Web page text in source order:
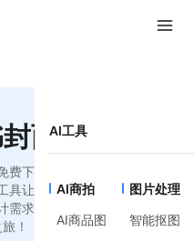
AI工具
AI商拍
AI商品图
图片处理
智能抠图
面
下载。无论是创意个人小红
具让您轻松制作出与众不同的
求。马上开始您的小红书封
！